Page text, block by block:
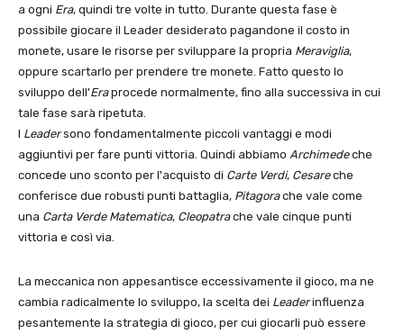
a ogni Era, quindi tre volte in tutto. Durante questa fase è
possibile giocare il Leader desiderato pagandone il costo in
monete, usare le risorse per sviluppare la propria Meraviglia,
oppure scartarlo per prendere tre monete. Fatto questo lo
sviluppo dell'Eraprocede normalmente, fino alla successiva in cui
tale fase sarà ripetuta.
I Leadersono fondamentalmente piccoli vantaggi e modi
aggiuntivi per fare punti vittoria. Quindi abbiamo Archimedeche
concede uno sconto per l'acquisto di Carte Verdi, Cesareche
conferisce due robusti punti battaglia, Pitagorache vale come
una Carta Verde Matematica, Cleopatrache vale cinque punti
vittoria e così via.
La meccanica non appesantisce eccessivamente il gioco, ma ne
cambia radicalmente lo sviluppo, la scelta dei Leaderinfluenza
pesantemente la strategia di gioco, per cui giocarli può essere